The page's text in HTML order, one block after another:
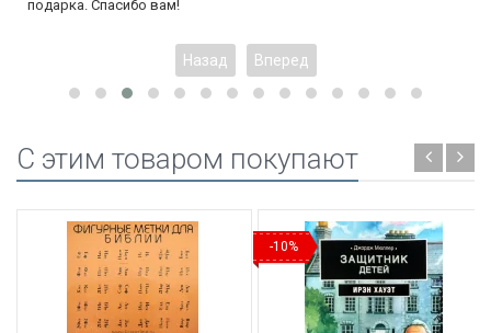
подарка. Спасибо вам!
Назад Вперед
C этим товаром покупают
-10%